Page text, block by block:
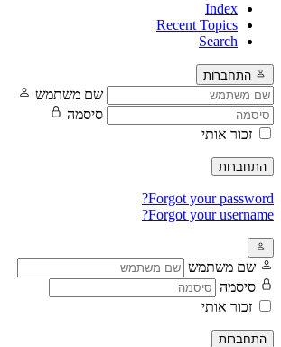
Index
Recent Topics
Search
התחברות
שם משתמש
סיסמה
זכור אותי
התחברות
Forgot your password?
Forgot your username?
שם משתמש
סיסמה
זכור אותי
התחברות